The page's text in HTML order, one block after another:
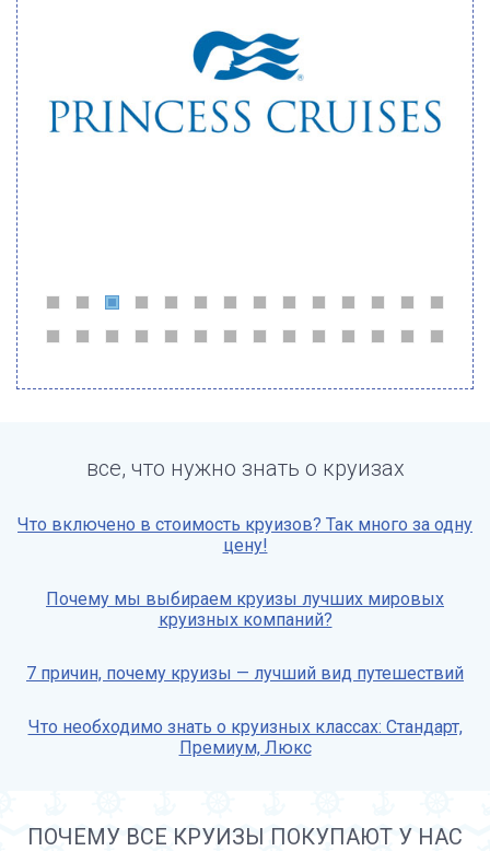
все, что нужно знать о круизах
Что включено в стоимость круизов? Так много за одну
цену!
Почему мы выбираем круизы лучших мировых
круизных компаний?
7 причин, почему круизы — лучший вид путешествий
Что необходимо знать о круизных классах: Стандарт,
Премиум, Люкс
ПОЧЕМУ ВСЕ КРУИЗЫ ПОКУПАЮТ У НАС